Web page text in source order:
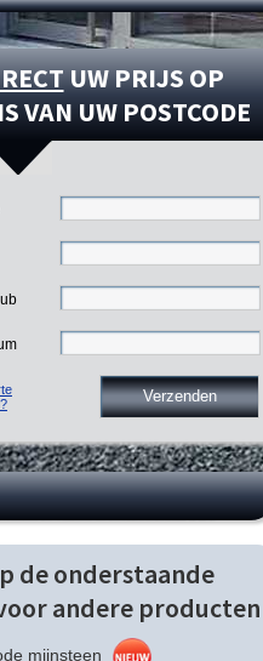
UW PRIJS OP
VAN UW POSTCODE
de onderstaande
andere producten
mijnsteen